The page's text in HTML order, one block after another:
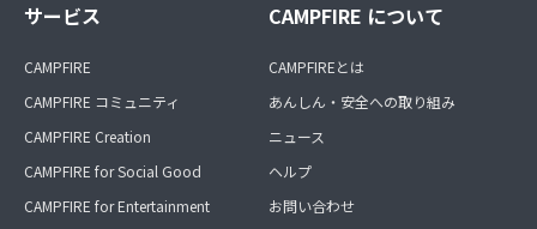
サービス
CAMPFIRE
CAMPFIRE コミュニティ
CAMPFIRE Creation
CAMPFIRE for Social Good
CAMPFIRE for Entertainment
CAMPFIRE について
CAMPFIREとは
あんしん・安全への取り組み
ニュース
ヘルプ
お問い合わせ